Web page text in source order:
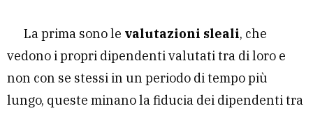
La prima sono le valutazioni sleali, che
vedono i propri dipendenti valutati tra di loro e
non con se stessi in un periodo di tempo più
lungo, queste minano la fiducia dei dipendenti tra